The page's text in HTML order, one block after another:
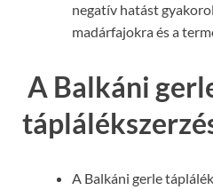
negatív hatást
madárfajokra és a
A Balkáni
A Balkáni gerle